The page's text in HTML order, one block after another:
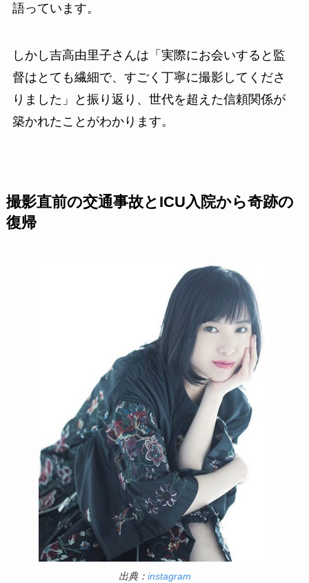
語っています。
しかし吉高由里子さんは「実際にお会いすると監
督はとても繊細で、すごく丁寧に撮影してくださ
りました」と振り返り、世代を超えた信頼関係が
築かれたことがわかります。
撮影直前の交通事故とICU入院から奇跡の
復帰
出典： instagram